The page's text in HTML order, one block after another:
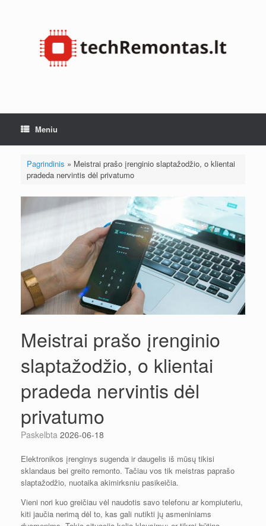
Meniu
Pagrindinis » Meistrai prašo įrenginio slaptažodžio, o klientai
pradeda nervintis dėl privatumo
Meistrai prašo įrenginio
slaptažodžio, o klientai
pradeda nervintis dėl
privatumo
Paskelbta 2026-06-18
Elektronikos įrenginys sugenda ir daugelis iš mūsų tikisi
sklandaus bei greito remonto. Tačiau vos tik meistras paprašo
slaptažodžio, nuotaika akimirksniu pasikeičia.
Vieni nori kuo greičiau vėl naudotis savo telefonu ar kompiuteriu,
kiti jaučia nerimą dėl to, kas gali nutikti jų asmeniniams